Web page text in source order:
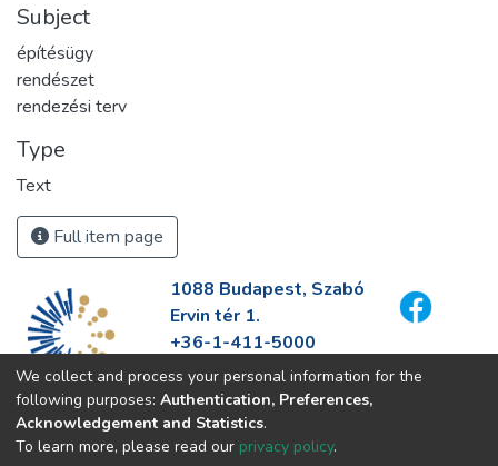
Subject
építésügy
rendészet
rendezési terv
Type
Text
Full item page
1088 Budapest, Szabó
Ervin tér 1.
+36-1-411-5000
info@fszek.hu
https://fszek.hu
We collect and process your personal information for the
following purposes: Authentication, Preferences,
Acknowledgement and Statistics.
To learn more, please read our privacy policy.